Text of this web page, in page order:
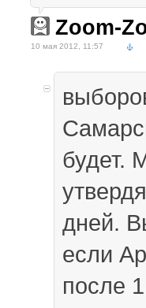
Zoom-
10 мая 2012, 11:57
будет.
дней.
если
после